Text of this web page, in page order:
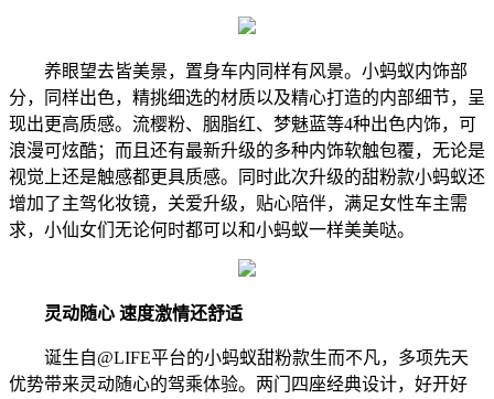
养眼望去皆美景，置身车内同样有风景。小蚂蚁内饰部
分，同样出色，精挑细选的材质以及精心打造的内部细节，呈
现出更高质感。流樱粉、胭脂红、梦魅蓝等4种出色内饰，可
浪漫可炫酷；而且还有最新升级的多种内饰软触包覆，无论是
视觉上还是触感都更具质感。同时此次升级的甜粉款小蚂蚁还
增加了主驾化妆镜，关爱升级，贴心陪伴，满足女性车主需
求，小仙女们无论何时都可以和小蚂蚁一样美美哒。
灵动随心 速度激情还舒适
诞生自@LIFE平台的小蚂蚁甜粉款生而不凡，多项先天
优势带来灵动随心的驾乘体验。两门四座经典设计，好开好